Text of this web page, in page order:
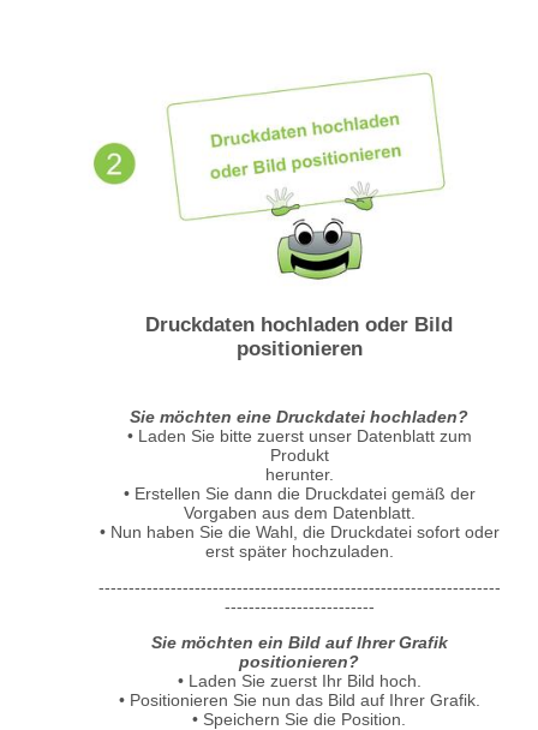
Druckdaten hochladen oder Bild
positionieren
Sie möchten eine Druckdatei hochladen?
• Laden Sie bitte zuerst unser Datenblatt zum
Produkt
herunter.
• Erstellen Sie dann die Druckdatei gemäß der
Vorgaben aus dem Datenblatt.
• Nun haben Sie die Wahl, die Druckdatei sofort oder
erst später hochzuladen.
-------------------------------------------------------------------
-------------------------
Sie möchten ein Bild auf Ihrer Grafik
positionieren?
• Laden Sie zuerst Ihr Bild hoch.
• Positionieren Sie nun das Bild auf Ihrer Grafik.
• Speichern Sie die Position.